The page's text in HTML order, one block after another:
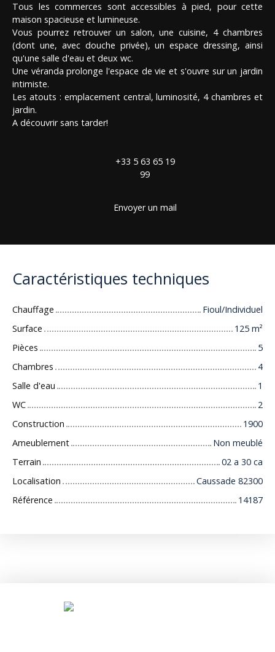
Tous les commerces sont accessibles à pied, pour cette
maison spacieuse et lumineuse.
Vous pourrez retrouver un salon, une cuisine, 4 chambres
(dont une, avec douche privée), un espace dressing, ainsi
qu'une salle d'eau et deux wc.
Une véranda prolonge l'espace de vie et s'ouvre sur un jardin
intimiste.
Les atouts : emplacement central, luminosité, 4 chambres et
jardin.
A découvrir sans tarder!
+33 5 63 65 19
99
Envoyer un mail
Caractéristiques techniques
Chauffage
Fioul/Individuel
Surface
125 m²
Pièces
5
Chambres
4
Salle d'eau
1
WC
2
Construction
1900
Ameublement
Non meublé
Terrain
02 a 30 ca
Localisation
Caussade 82300
Référence
14187